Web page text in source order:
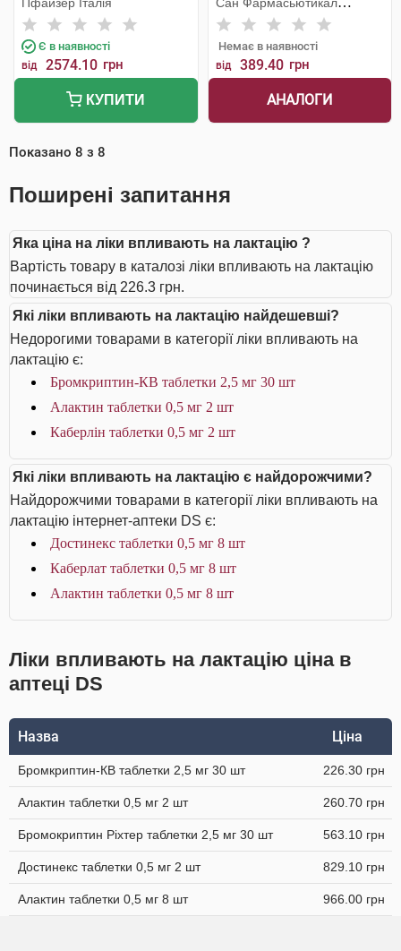
Є в наявності
від 2574.10 грн
КУПИТИ
Індастріз
Немає в наявності
від 389.40 грн
АНАЛОГИ
Показано 8 з 8
Поширені запитання
Яка ціна на ліки впливають на лактацію ?
Вартість товару в каталозі ліки впливають на лактацію
починається від 226.3 грн.
Які ліки впливають на лактацію найдешевші?
Недорогими товарами в категорії ліки впливають на
лактацію є:
Бромкриптин-КВ таблетки 2,5 мг 30 шт
Алактин таблетки 0,5 мг 2 шт
Каберлін таблетки 0,5 мг 2 шт
Які ліки впливають на лактацію є найдорожчими?
Найдорожчими товарами в категорії ліки впливають на
лактацію інтернет-аптеки DS є:
Достинекс таблетки 0,5 мг 8 шт
Каберлат таблетки 0,5 мг 8 шт
Алактин таблетки 0,5 мг 8 шт
Ліки впливають на лактацію ціна в
аптеці DS
Назва Ціна
Бромкриптин-КВ таблетки 2,5 мг 30 шт 226.30 грн
Алактин таблетки 0,5 мг 2 шт 260.70 грн
Бромокриптин Ріхтер таблетки 2,5 мг 30 шт 563.10 грн
Достинекс таблетки 0,5 мг 2 шт 829.10 грн
Алактин таблетки 0,5 мг 8 шт 966.00 грн